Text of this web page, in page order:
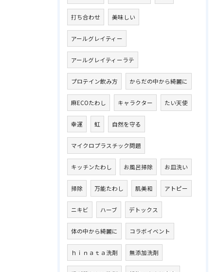
打ち合わせ 美味しい
アールグレイティー
アールグレイティーラテ
プロテイン飲み方 からだの中から綺麗に
麻ECOたわし キャラクター たい天使
幸運 虹 自然を守る
マイクロプラスチック問題
キッチンたわし お風呂掃除 お皿洗い
掃除 万能たわし 肌美和 アトピー
ニキビ ハーブ デトックス
体の中から綺麗に コラボイベント
ｈｉｎａｔａ洗剤 無添加洗剤